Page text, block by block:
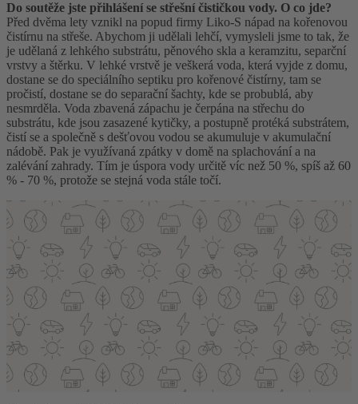
Do soutěže jste přihlášení se střešní čističkou vody. O co jde?
Před dvěma lety vznikl na popud firmy Liko-S nápad na kořenovou
čistírnu na střeše. Abychom ji udělali lehčí, vymysleli jsme to tak, že
je udělaná z lehkého substrátu, pěnového skla a keramzitu, separční
vrstvy a štěrku. V lehké vrstvě je veškerá voda, která vyjde z domu,
dostane se do speciálního septiku pro kořenové čistírny, tam se
pročistí, dostane se do separační šachty, kde se probublá, aby
nesmrděla. Voda zbavená zápachu je čerpána na střechu do
substrátu, kde jsou zasazené kytičky, a postupně protéká substrátem,
čistí se a společně s dešťovou vodou se akumuluje v akumulační
nádobě. Pak je využívaná zpátky v domě na splachování a na
zalévání zahrady. Tím je úspora vody určitě víc než 50 %, spíš až 60
% - 70 %, protože se stejná voda stále točí.